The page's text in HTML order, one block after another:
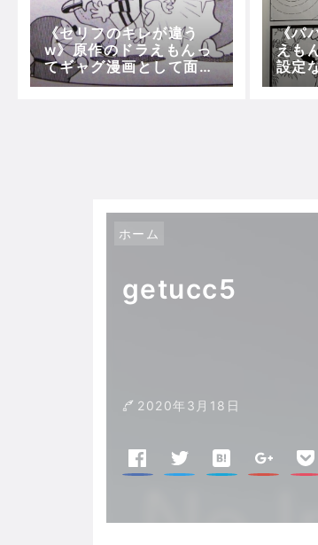
《セリフのキレが違う
w》原作のドラえもんっ
てギャグ漫画として面白
すぎんかｗｗｗ
《パ
えも
設定
ホーム
getucc5
2020年3月18日